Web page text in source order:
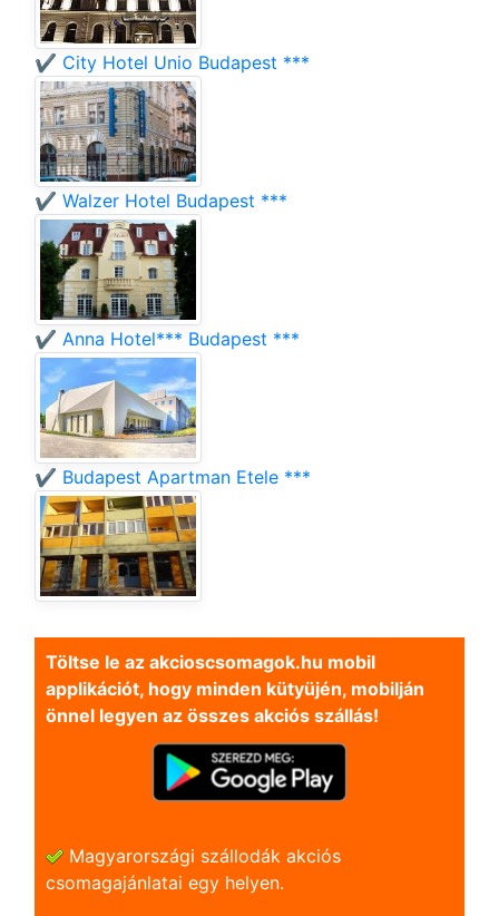
✔️ City Hotel Unio Budapest ***
✔️ Walzer Hotel Budapest ***
✔️ Anna Hotel*** Budapest ***
✔️ Budapest Apartman Etele ***
Töltse le az akcioscsomagok.hu mobil
applikációt, hogy minden kütyüjén, mobilján
önnel legyen az összes akciós szállás!
Magyarországi szállodák akciós
csomagajánlatai egy helyen.